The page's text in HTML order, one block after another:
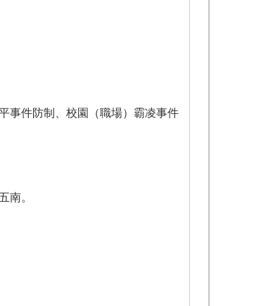
事件防制、校園（職場）霸凌事件
南。